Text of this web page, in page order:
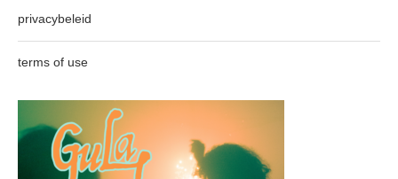
privacybeleid
terms of use